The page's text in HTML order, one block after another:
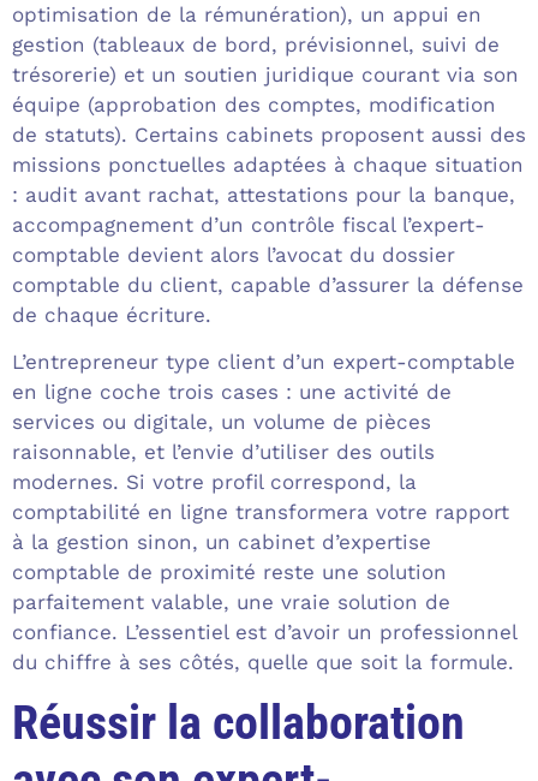
optimisation de la rémunération), un appui en
gestion (tableaux de bord, prévisionnel, suivi de
trésorerie) et un soutien juridique courant via son
équipe (approbation des comptes, modification
de statuts). Certains cabinets proposent aussi des
missions ponctuelles adaptées à chaque situation
: audit avant rachat, attestations pour la banque,
accompagnement d’un contrôle fiscal l’expert-
comptable devient alors l’avocat du dossier
comptable du client, capable d’assurer la défense
de chaque écriture.
L’entrepreneur type client d’un expert-comptable
en ligne coche trois cases : une activité de
services ou digitale, un volume de pièces
raisonnable, et l’envie d’utiliser des outils
modernes. Si votre profil correspond, la
comptabilité en ligne transformera votre rapport
à la gestion sinon, un cabinet d’expertise
comptable de proximité reste une solution
parfaitement valable, une vraie solution de
confiance. L’essentiel est d’avoir un professionnel
du chiffre à ses côtés, quelle que soit la formule.
Réussir la collaboration